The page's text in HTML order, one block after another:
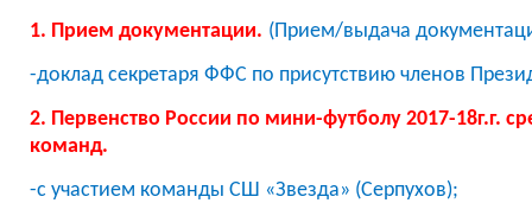
1. Прием документации. (Прием/выдача
-доклад секретаря ФФС по присутствию членов
2. Первенство России по мини-футболу 2017-18г.г.
команд.
-с участием команды СШ «Звезда» (Серпухов);